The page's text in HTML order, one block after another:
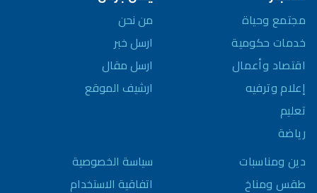
مجتمع وحياة
خدمات حكومية
اقتصاد وأعمال
إعلام وترفيه
تعليم
رياضة
دين ومناسبات
طقس ومناخ
من نحن
ارسل خبر
ارسل مقال
ارشيف الموقع
سياسة الخصوصية
اتفاقية الاستخدام